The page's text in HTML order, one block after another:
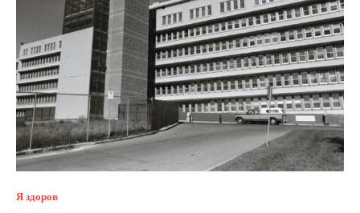
Я здоров